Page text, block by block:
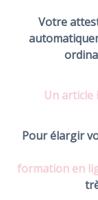
Votre
Un
Pour élargir
formation en